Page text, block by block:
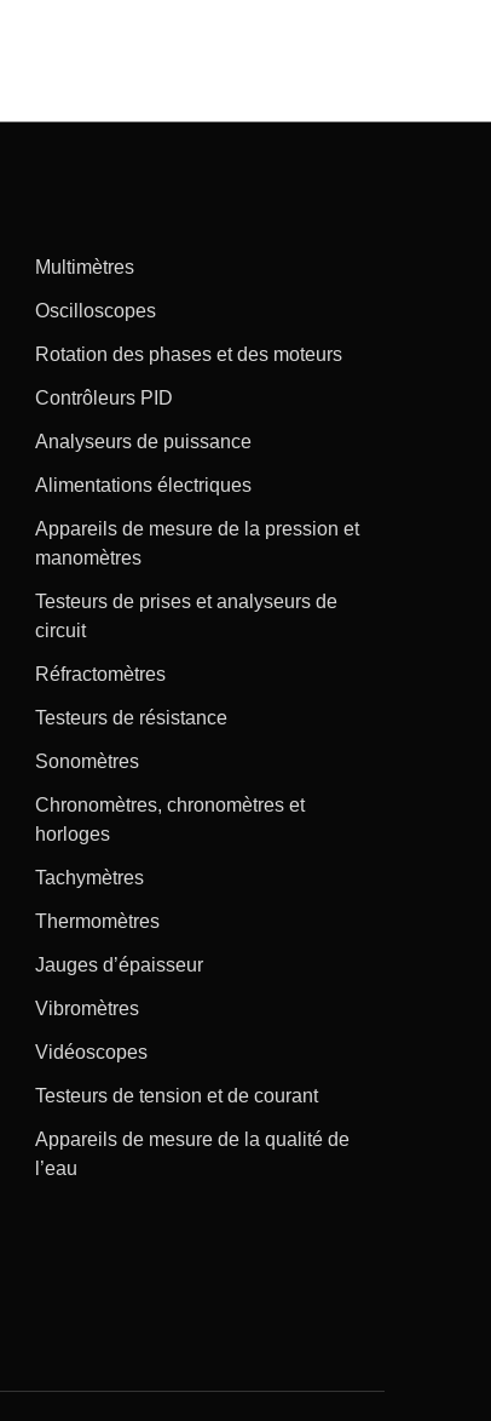
Multimètres
Oscilloscopes
Rotation des phases et des moteurs
Contrôleurs PID
Analyseurs de puissance
Alimentations électriques
Appareils de mesure de la pression et
manomètres
Testeurs de prises et analyseurs de
circuit
Réfractomètres
Testeurs de résistance
Sonomètres
Chronomètres, chronomètres et
horloges
Tachymètres
Thermomètres
Jauges d’épaisseur
Vibromètres
Vidéoscopes
Testeurs de tension et de courant
Appareils de mesure de la qualité de
l’eau